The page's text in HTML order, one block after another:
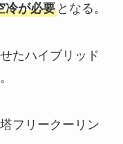
冷が必要となる。
たハイブリッド
フリークーリン